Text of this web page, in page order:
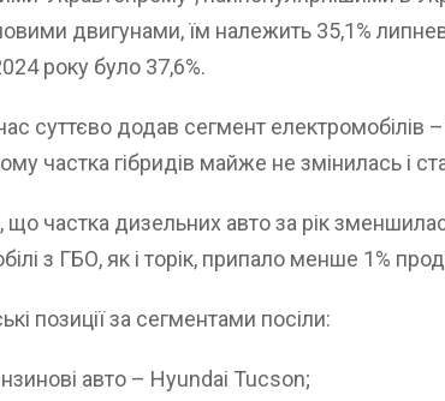
двигунами, їм належить 35,1%
року було 37,6%.
суттєво додав сегмент електромобілів –
частка гібридів майже не змінилась і
що частка дизельних авто за рік
з ГБО, як і торік, припало менше 1%
позиції за сегментами посіли:
авто – Hyundai Tucson;